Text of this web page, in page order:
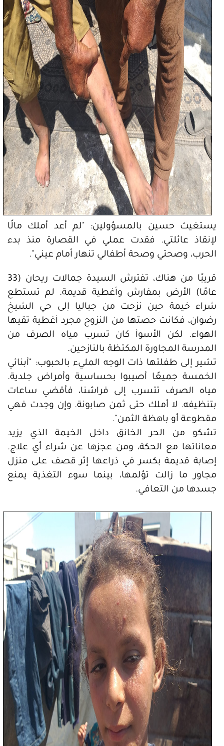
يستغيث حسين بالمسؤولين: "لم أعد أملك مالًا
لإنقاذ عائلتي. فقدت عملي في القصارة منذ بدء
الحرب، وصحتي وصحة أطفالي تنهار أمام عيني".
قريبًا من هناك، تفترش السيدة جمالات ريحان (33
عامًا) الأرض بمفارش وأغطية قديمة. لم تستطع
شراء خيمة حين نزحت من جباليا إلى حي الشيخ
رضوان، فكانت حصتها من النزوح مجرد أغطية تقيها
الهواء. لكن الأسوأ كان تسرب مياه الصرف من
المدرسة المجاورة المكتظة بالنازحين.
تشير إلى طفلتها ذات الوجه المليء بالحبوب: "أبنائي
الخمسة جميعًا أصيبوا بحساسية وأمراض جلدية.
مياه الصرف تتسرب إلى فراشنا، فأقضي ساعات
بتنظيفه. لا أملك حتى ثمن صابونة. وإن وجدت فهي
مقطوعة أو باهظة الثمن".
تشكو من الحر الخانق داخل الخيمة الذي يزيد
معاناتها مع الحكة، ومن عجزها عن شراء أي علاج.
إصابة قديمة بكسر في ذراعها إثر قصف على منزل
مجاور ما زالت تؤلمها، بينما سوء التغذية يمنع
جسدها من التعافي.